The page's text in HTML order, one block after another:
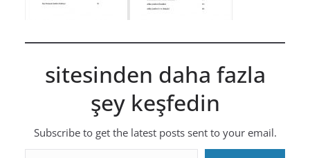
sitesinden daha fazla
şey keşfedin
Subscribe to get the latest posts sent to your email.
E-postanızı yazın…